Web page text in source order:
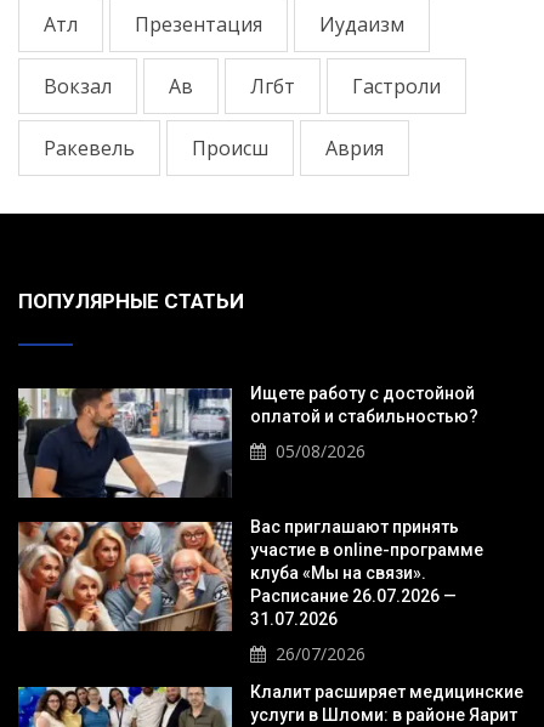
Атл Презентация Иудаизм
Вокзал Ав Лгбт Гастроли
Ракевель Происш Аврия
ПОПУЛЯРНЫЕ СТАТЬИ
Ищете работу с достойной
оплатой и стабильностью?
05/08/2026
Вас приглашают принять
участие в online-программе
клуба «Мы на связи».
Расписание 26.07.2026 —
31.07.2026
26/07/2026
Клалит расширяет медицинские
услуги в Шломи: в районе Яарит